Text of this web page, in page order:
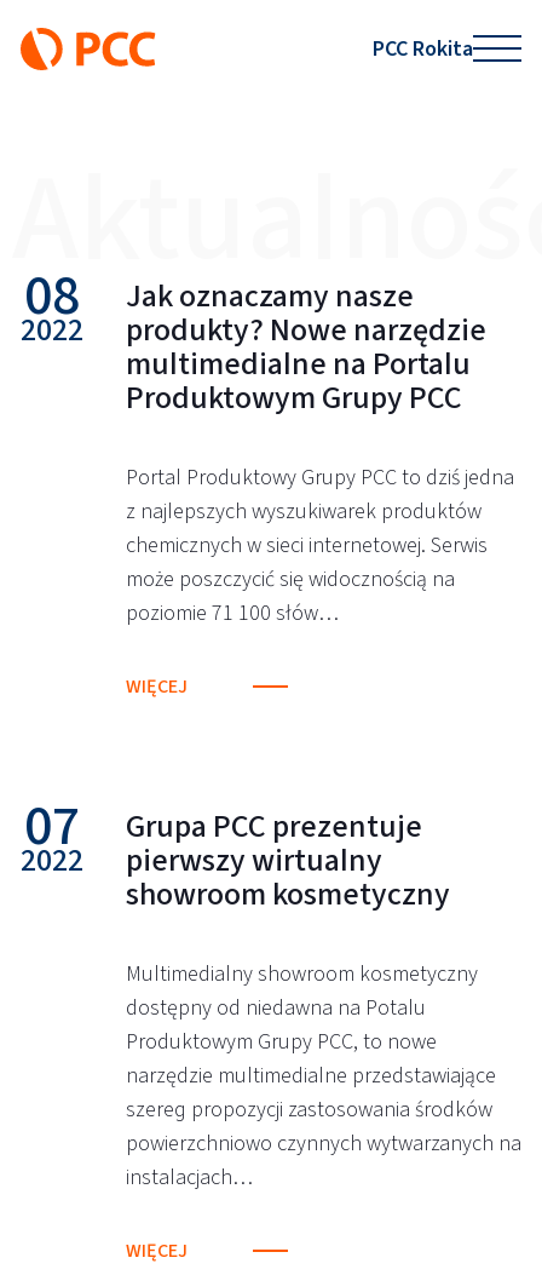
PCC Rokita
08
2022
Jak oznaczamy nasze
produkty? Nowe narzędzie
multimedialne na Portalu
Produktowym Grupy PCC
Portal Produktowy Grupy PCC to dziś jedna
z najlepszych wyszukiwarek produktów
chemicznych w sieci internetowej. Serwis
może poszczycić się widocznością na
poziomie 71 100 słów…
WIĘCEJ
07
2022
Grupa PCC prezentuje
pierwszy wirtualny
showroom kosmetyczny
Multimedialny showroom kosmetyczny
dostępny od niedawna na Potalu
Produktowym Grupy PCC, to nowe
narzędzie multimedialne przedstawiające
szereg propozycji zastosowania środków
powierzchniowo czynnych wytwarzanych na
instalacjach…
WIĘCEJ